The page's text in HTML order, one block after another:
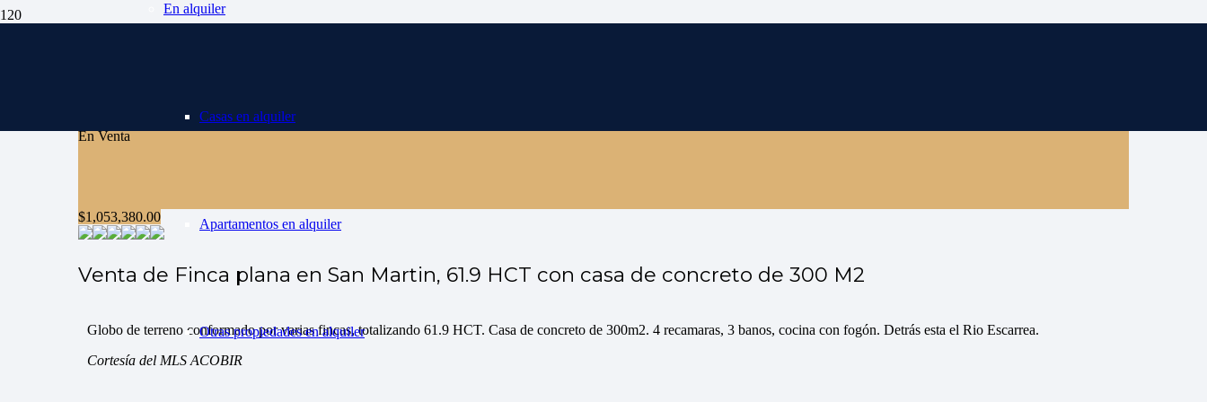
En alquiler
Casas en alquiler
Apartamentos en alquiler
Otras propiedades en alquiler
En Venta
$1,053,380.00
Venta de Finca plana en San Martin, 61.9 HCT con casa de concreto de 300 M2
Globo de terreno conformado por varias fincas, totalizando 61.9 HCT. Casa de concreto de 300m2. 4 recamaras, 3 banos, cocina con fogón. Detrás esta el Rio Escarrea.
Cortesía del MLS ACOBIR